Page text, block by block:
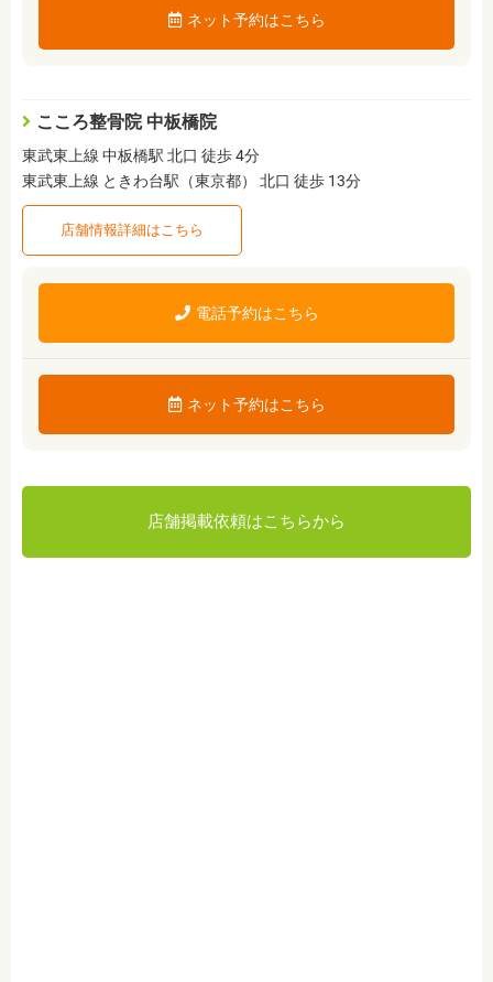
ネット予約はこちら
こころ整骨院 中板橋院
東武東上線 中板橋駅 北口 徒歩 4分
東武東上線 ときわ台駅（東京都） 北口 徒歩 13分
店舗情報詳細はこちら
電話予約はこちら
ネット予約はこちら
店舗掲載依頼はこちらから